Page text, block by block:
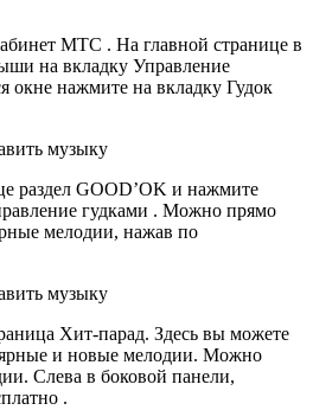
МТС . На главной странице в
на вкладку Управление
окне нажмите на вкладку Гудок
раздел GOOD’OK и нажмите
гудками . Можно прямо
мелодии, нажав по
Хит-парад. Здесь вы можете
и новые мелодии. Можно
Слева в боковой панели,
.